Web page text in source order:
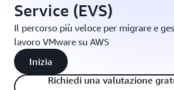
Service (EVS)
Il percorso più veloce per migrare e
lavoro VMware su AWS
Inizia
Richiedi una valutazione